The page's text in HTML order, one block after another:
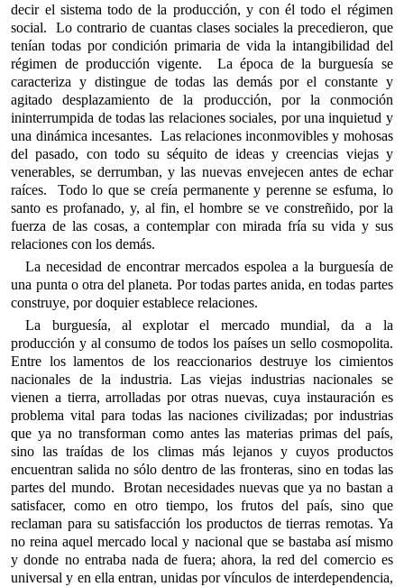
decir el sistema todo de la producción, y con él todo el régimen
social. Lo contrario de cuantas clases sociales la precedieron, que
tenían todas por condición primaria de vida la intangibilidad del
régimen de producción vigente. La época de la burguesía se
caracteriza y distingue de todas las demás por el constante y
agitado desplazamiento de la producción, por la conmoción
ininterrumpida de todas las relaciones sociales, por una inquietud y
una dinámica incesantes. Las relaciones inconmovibles y mohosas
del pasado, con todo su séquito de ideas y creencias viejas y
venerables, se derrumban, y las nuevas envejecen antes de echar
raíces. Todo lo que se creía permanente y perenne se esfuma, lo
santo es profanado, y, al fin, el hombre se ve constreñido, por la
fuerza de las cosas, a contemplar con mirada fría su vida y sus
relaciones con los demás.
La necesidad de encontrar mercados espolea a la burguesía de
una punta o otra del planeta. Por todas partes anida, en todas partes
construye, por doquier establece relaciones.
La burguesía, al explotar el mercado mundial, da a la
producción y al consumo de todos los países un sello cosmopolita.
Entre los lamentos de los reaccionarios destruye los cimientos
nacionales de la industria. Las viejas industrias nacionales se
vienen a tierra, arrolladas por otras nuevas, cuya instauración es
problema vital para todas las naciones civilizadas; por industrias
que ya no transforman como antes las materias primas del país,
sino las traídas de los climas más lejanos y cuyos productos
encuentran salida no sólo dentro de las fronteras, sino en todas las
partes del mundo. Brotan necesidades nuevas que ya no bastan a
satisfacer, como en otro tiempo, los frutos del país, sino que
reclaman para su satisfacción los productos de tierras remotas. Ya
no reina aquel mercado local y nacional que se bastaba así mismo
y donde no entraba nada de fuera; ahora, la red del comercio es
universal y en ella entran, unidas por vínculos de interdependencia,